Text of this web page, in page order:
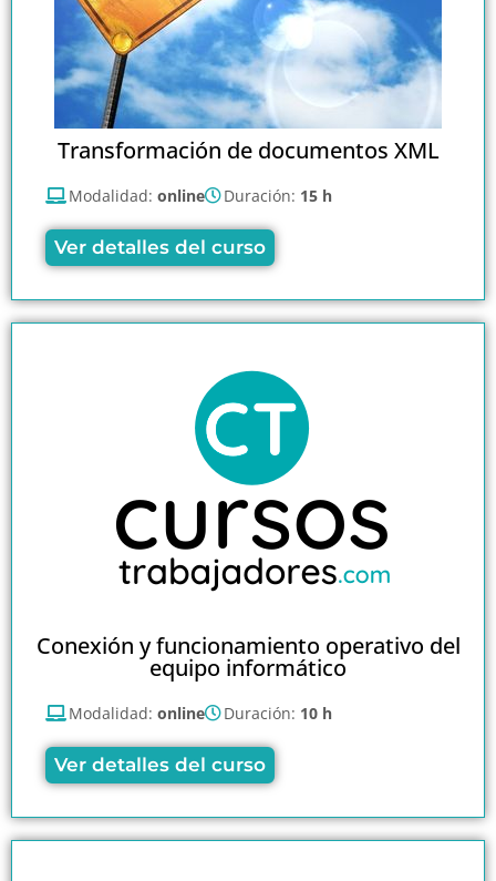
Transformación de documentos XML
Modalidad: online Duración: 15 h
Ver detalles del curso
Conexión y funcionamiento operativo del
equipo informático
Modalidad: online Duración: 10 h
Ver detalles del curso